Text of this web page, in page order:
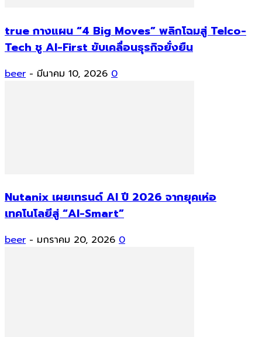
true กางแผน “4 Big Moves” พลิกโฉมสู่ Telco-
Tech ชู AI-First ขับเคลื่อนธุรกิจยั่งยืน
beer - มีนาคม 10, 2026 0
Nutanix เผยเทรนด์ AI ปี 2026 จากยุคเห่อ
เทคโนโลยีสู่ “AI-Smart”
beer - มกราคม 20, 2026 0